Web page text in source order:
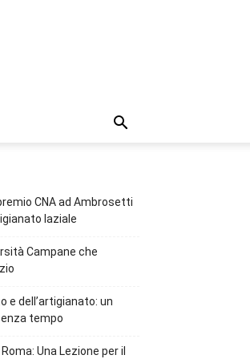
CNA ad Ambrosetti
laziale
Campane che
e dell’artigianato: un
tempo
Una Lezione per il